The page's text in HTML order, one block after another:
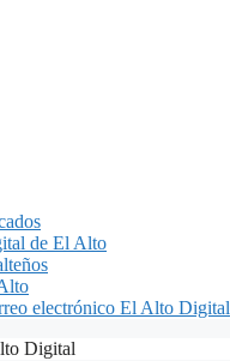
de El Alto
electrónico El Alto Digital
Digital